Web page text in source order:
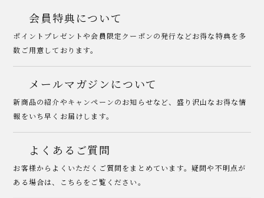
会員特典について
ポイントプレゼントや会員限定クーポンの発行などお得な特典を多
数ご用意しております。
メールマガジンについて
新商品の紹介やキャンペーンのお知らせなど、盛り沢山なお得な情
報をいち早くお届けします。
よくあるご質問
お客様からよくいただくご質問をまとめています。疑問や不明点が
ある場合は、こちらをご覧ください。